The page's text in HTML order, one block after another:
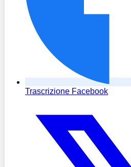
Trascrizione Facebook